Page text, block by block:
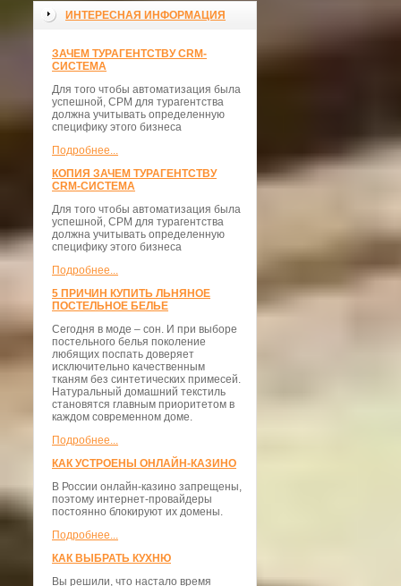
ИНТЕРЕСНАЯ ИНФОРМАЦИЯ
ЗАЧЕМ ТУРАГЕНТСТВУ CRM-
СИСТЕМА
Для того чтобы автоматизация была
успешной, СРМ для турагентства
должна учитывать определенную
специфику этого бизнеса
Подробнее...
КОПИЯ ЗАЧЕМ ТУРАГЕНТСТВУ
CRM-СИСТЕМА
Для того чтобы автоматизация была
успешной, СРМ для турагентства
должна учитывать определенную
специфику этого бизнеса
Подробнее...
5 ПРИЧИН КУПИТЬ ЛЬНЯНОЕ
ПОСТЕЛЬНОЕ БЕЛЬЕ
Сегодня в моде – сон. И при выборе
постельного белья поколение
любящих поспать доверяет
исключительно качественным
тканям без синтетических примесей.
Натуральный домашний текстиль
становятся главным приоритетом в
каждом современном доме.
Подробнее...
КАК УСТРОЕНЫ ОНЛАЙН-КАЗИНО
В России онлайн-казино запрещены,
поэтому интернет-провайдеры
постоянно блокируют их домены.
Подробнее...
КАК ВЫБРАТЬ КУХНЮ
Вы решили, что настало время